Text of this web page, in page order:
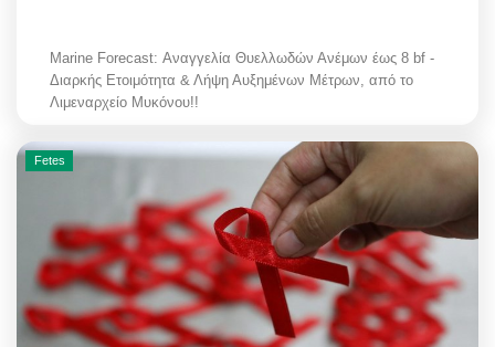
Marine Forecast: Αναγγελία Θυελλωδών Ανέμων έως 8 bf -
Διαρκής Ετοιμότητα & Λήψη Αυξημένων Μέτρων, από το
Λιμεναρχείο Μυκόνου!!
Fetes